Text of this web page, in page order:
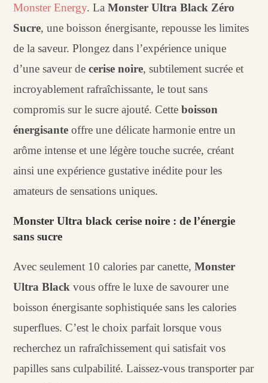
Monster Energy. LaMonster Ultra Black Zéro
Sucre, une boisson énergisante, repousse les limites
de la saveur. Plongez dans l’expérience unique
d’une saveur decerise noire, subtilement sucrée et
incroyablement rafraîchissante, le tout sans
compromis sur le sucre ajouté. Cetteboisson
énergisante offre une délicate harmonie entre un
arôme intense et une légère touche sucrée, créant
ainsi une expérience gustative inédite pour les
amateurs de sensations uniques.
Monster Ultra black cerise noire : de l’énergie
sans sucre
Avec seulement 10 calories par canette,Monster
Ultra Black vous offre le luxe de savourer une
boisson énergisante sophistiquée sans les calories
superflues. C’est le choix parfait lorsque vous
recherchez un rafraîchissement qui satisfait vos
papilles sans culpabilité. Laissez-vous transporter par